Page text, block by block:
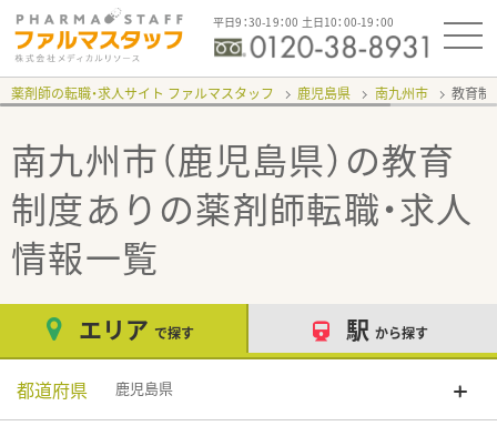
平日9：30-19：00 土日10：00-19：00
薬剤師の転職・求人サイト ファルマスタッフ 鹿児島県 南九州市 教育
南九州市（鹿児島県）の教育
制度あり の薬剤師転職・求人
情報一覧
エリア で探す 駅 から探す
都道府県 鹿児島県